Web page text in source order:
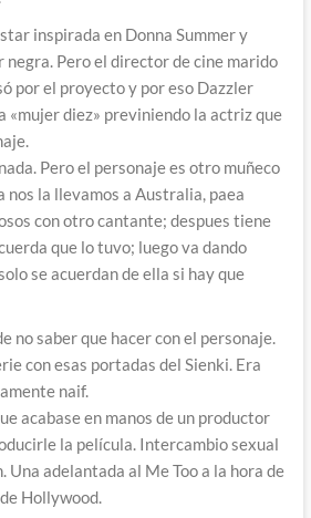
inspirada en Donna Summer y
negra. Pero el director de cine marido
por el proyecto y por eso Dazzler
«mujer diez» previniendo la actriz que
Pero el personaje es otro muñeco
nos la llevamos a Australia, paea
con otro cantante; despues tiene
que lo tuvo; luego va dando
se acuerdan de ella si hay que
no saber que hacer con el personaje.
con esas portadas del Sienki. Era
naif.
acabase en manos de un productor
la película. Intercambio sexual
Una adelantada al Me Too a la hora de
Hollywood.